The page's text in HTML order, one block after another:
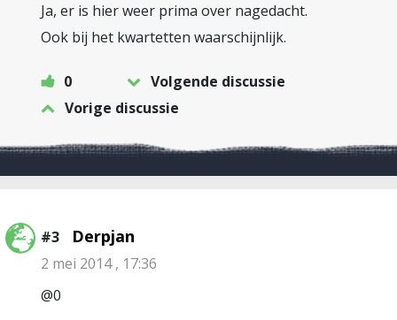
Ja, er is hier weer prima over nagedacht.
Ook bij het kwartetten waarschijnlijk.
0
Volgende discussie
Vorige discussie
#3 Derpjan
2 mei 2014 , 17:36
@0